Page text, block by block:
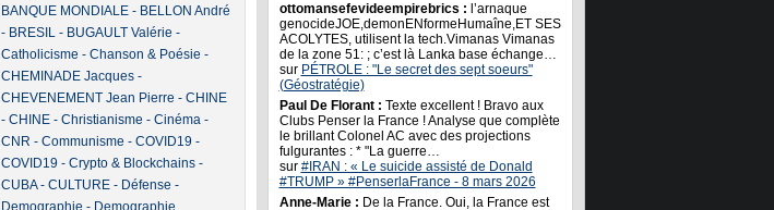
BANQUE MONDIALE- BELLON André
- BRESIL- BUGAULT Valérie -
Catholicisme - Chanson & Poésie -
CHEMINADE Jacques-
CHEVENEMENT Jean Pierre - CHINE
- CHINE- Christianisme - Cinéma-
CNR - Communisme - COVID19 -
COVID19 - Crypto & Blockchains-
CUBA- CULTURE- Défense -
Demographie - Demographie
ottomansefevideempirebrics : l’arnaque
genocideJOE,demonENformeHumaîne,ET SES
ACOLYTES, utilisent la tech.Vimanas Vimanas
de la zone 51: ; c’est là Lanka base échange…
sur PÉTROLE : "Le secret des sept soeurs"
(Géostratégie)
Paul De Florant : Texte excellent ! Bravo aux
Clubs Penser la France ! Analyse que complète
le brillant Colonel AC avec des projections
fulgurantes : * "La guerre…
sur #IRAN : « Le suicide assisté de Donald
#TRUMP » #PenserlaFrance - 8 mars 2026
Anne-Marie : De la France. Oui, la France est